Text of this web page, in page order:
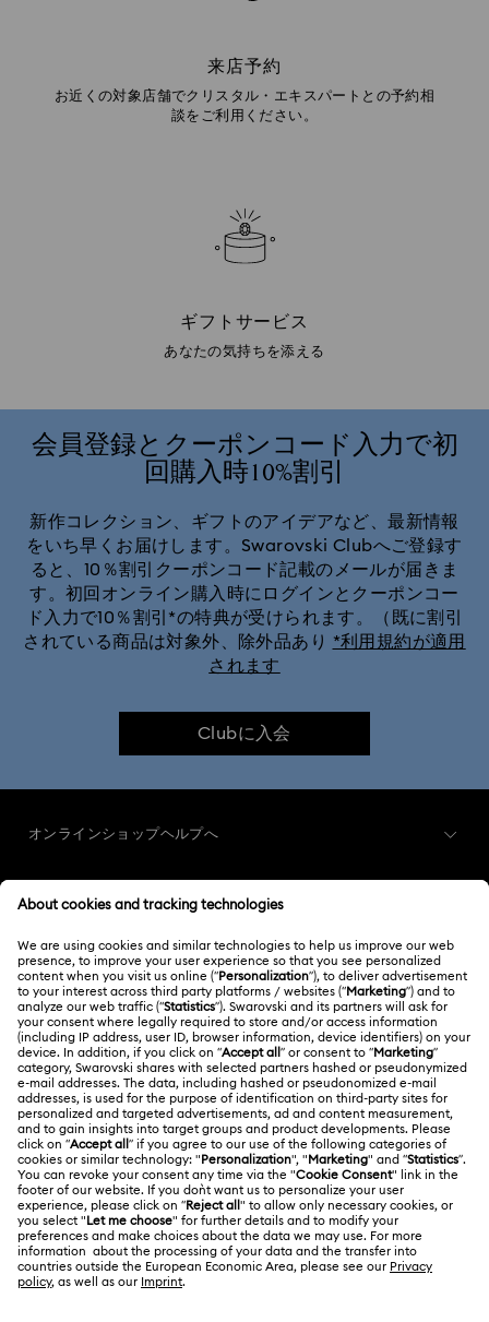
来店予約
お近くの対象店舗でクリスタル・エキスパートとの予約相
談をご利用ください。
ギフトサービス
あなたの気持ちを添える
会員登録とクーポンコード入力で初
回購入時10%割引
新作コレクション、ギフトのアイデアなど、最新情報
をいち早くお届けします。Swarovski Clubへご登録す
ると、10％割引クーポンコード記載のメールが届きま
す。初回オンライン購入時にログインとクーポンコー
ド入力で10％割引*の特典が受けられます。（既に割引
されている商品は対象外、除外品あり *利用規約が適用
されます
Clubに入会
オンラインショップヘルプへ
ご注文状況
ギフトカード残高
配送
返品と交換
修理状況
お問い合わせ
サイズについて
新規登録
Swarovski Club
Swarovski Crystal Society (SCS)
スワロフスキーについて
Swarovskiについて
採用情報
Alumni Community
プロフェッショナル向け
サイトマップ
サイトについて
利用条件
利用規約
プライバシーポリシー
日本
日本語
English